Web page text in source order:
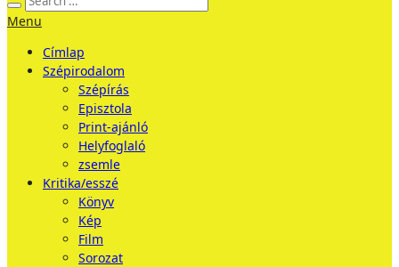
Menu
Címlap
Szépirodalom
Szépírás
Episztola
Print-ajánló
Helyfoglaló
zsemle
Kritika/esszé
Könyv
Kép
Film
Sorozat